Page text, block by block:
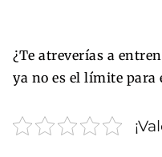
¿Te atreverías a
ya no es el límite